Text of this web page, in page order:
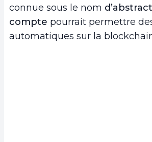
connue sous le nom
compte pourrait permettre
automatiques sur la